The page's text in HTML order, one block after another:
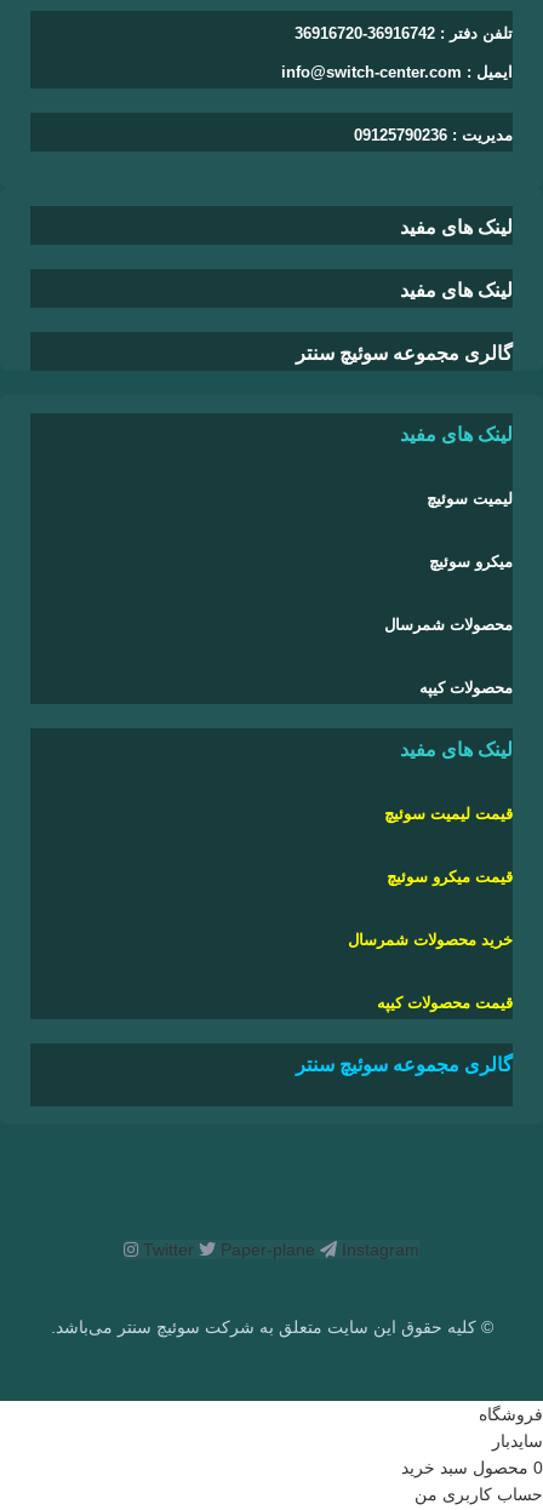
تلفن دفتر : 36916742-36916720
ایمیل : info@switch-center.com
مدیریت : 09125790236
لینک های مفید
لینک های مفید
گالری مجموعه سوئیچ سنتر
لینک های مفید
لیمیت سوئیچ
میکرو سوئیچ
محصولات شمرسال
محصولات کیپه
لینک های مفید
قیمت لیمیت سوئیچ
قیمت میکرو سوئیچ
خرید محصولات شمرسال
قیمت محصولات کیپه
گالری مجموعه سوئیچ سنتر
Twitter Paper-plane Instagram
© کلیه حقوق این سایت متعلق به شرکت سوئیچ سنتر می‌باشد.
فروشگاه
سایدبار
0 محصول سبد خرید
حساب کاربری من